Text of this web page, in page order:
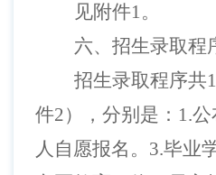
见附件1。
六、招生录取程
招生录取程序共
件2），分别是：1.
人自愿报名。3.毕业